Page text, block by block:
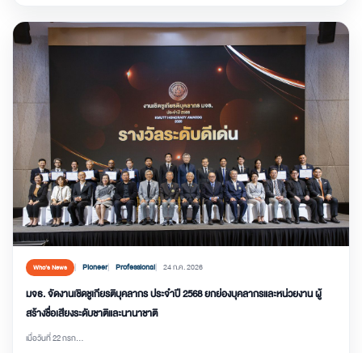
Who’s News Pioneer Professional 24 ก.ค. 2026
มจธ. จัดงานเชิดชูเกียรติบุคลากร ประจำปี 2568 ยกย่องบุคลากรและหน่วยงาน ผู้
สร้างชื่อเสียงระดับชาติและนานาชาติ
เมื่อวันที่ 22 กรก...